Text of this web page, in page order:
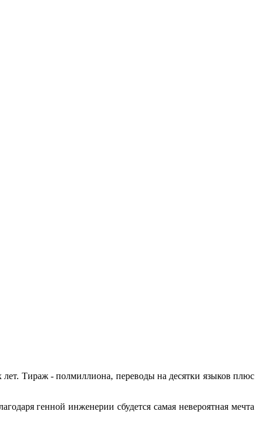
Тираж - полмиллиона, переводы на десятки языков плюс
генной инженерии сбудется самая невероятная мечта